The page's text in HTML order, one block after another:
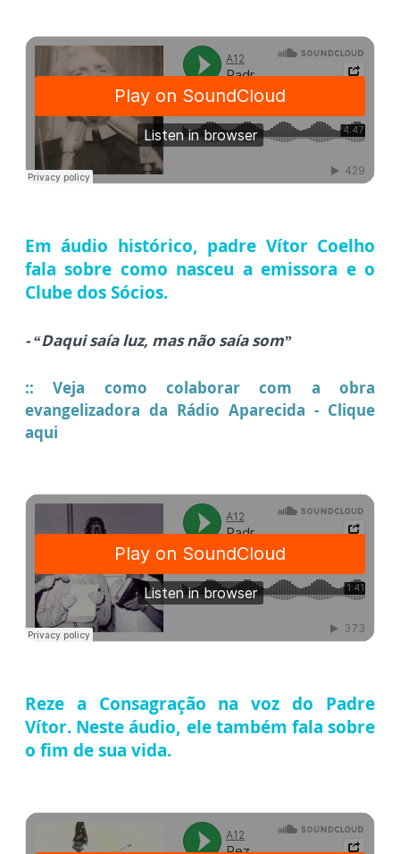
Em áudio histórico, padre Vítor Coelho
fala sobre como nasceu a emissora e o
Clube dos Sócios.
- “Daqui saía luz, mas não saía som”
:: Veja como colaborar com a obra
evangelizadora da Rádio Aparecida - Clique
aqui
Reze a Consagração na voz do Padre
Vítor. Neste áudio, ele também fala sobre
o fim de sua vida.